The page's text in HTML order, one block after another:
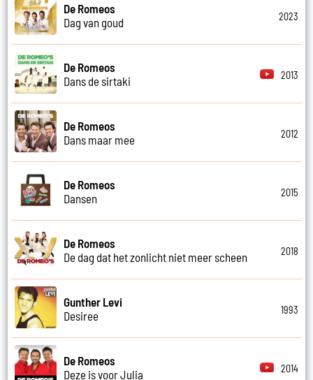
De Romeos
Dag van goud
2023
De Romeos
Dans de sirtaki
2013
De Romeos
Dans maar mee
2012
De Romeos
Dansen
2015
De Romeos
De dag dat het zonlicht niet meer scheen
2018
Gunther Levi
Desiree
1993
De Romeos
Deze is voor Julia
2014